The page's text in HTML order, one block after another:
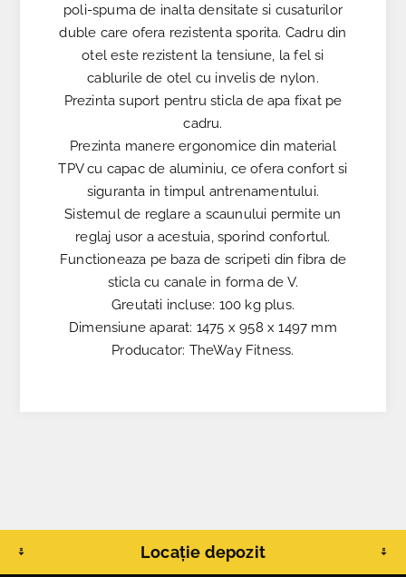
poli-spuma de inalta densitate si cusaturilor
duble care ofera rezistenta sporita. Cadru din
otel este rezistent la tensiune, la fel si
cablurile de otel cu invelis de nylon.
Prezinta suport pentru sticla de apa fixat pe
cadru.
Prezinta manere ergonomice din material
TPV cu capac de aluminiu, ce ofera confort si
siguranta in timpul antrenamentului.
Sistemul de reglare a scaunului permite un
reglaj usor a acestuia, sporind confortul.
Functioneaza pe baza de scripeti din fibra de
sticla cu canale in forma de V.
Greutati incluse: 100 kg plus.
Dimensiune aparat: 1475 x 958 x 1497 mm
Producator: TheWay Fitness.
Locație depozit